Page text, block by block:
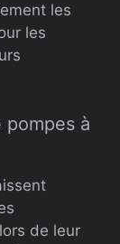
les
les
pompes à
de leur